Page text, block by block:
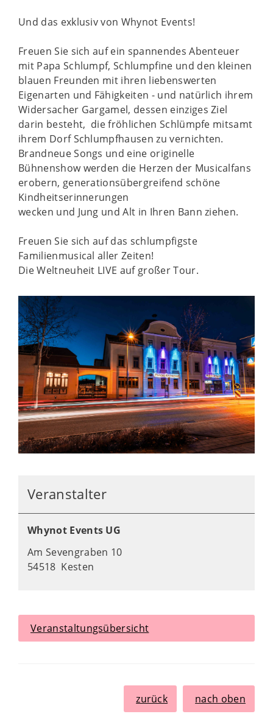
Und das exklusiv von Whynot Events!
Freuen Sie sich auf ein spannendes Abenteuer
mit Papa Schlumpf, Schlumpfine und den kleinen
blauen Freunden mit ihren liebenswerten
Eigenarten und Fähigkeiten - und natürlich ihrem
Widersacher Gargamel, dessen einziges Ziel
darin besteht, die fröhlichen Schlümpfe mitsamt
ihrem Dorf Schlumpfhausen zu vernichten.
Brandneue Songs und eine originelle
Bühnenshow werden die Herzen der Musicalfans
erobern, generationsübergreifend schöne
Kindheitserinnerungen
wecken und Jung und Alt in Ihren Bann ziehen.
Freuen Sie sich auf das schlumpfigste
Familienmusical aller Zeiten!
Die Weltneuheit LIVE auf großer Tour.
Veranstalter
Whynot Events UG
Am Sevengraben 10
54518 Kesten
Veranstaltungsübersicht
zurück nach oben